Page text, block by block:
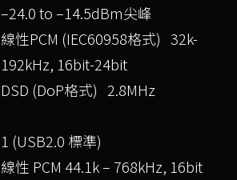
–24.0 to –14.5dBm尖峰
線性PCM (IEC60958格式) 32k-
192kHz, 16bit-24bit
DSD (DoP格式) 2.8MHz
1 (USB2.0 標準)
線性 PCM 44.1k – 768kHz, 16bit